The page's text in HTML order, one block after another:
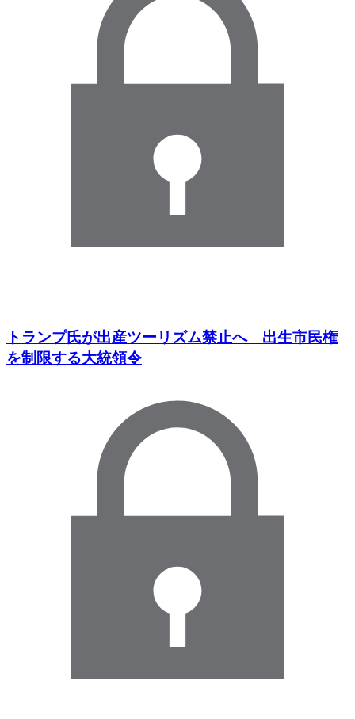
トランプ氏が出産ツーリズム禁止へ 出生市民権
を制限する大統領令